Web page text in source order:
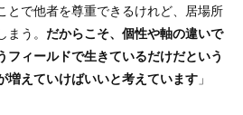
とで他者を尊重できるけれど、居場所
う。 だからこそ、個性や軸の違いで
フィールドで生きているだけだという
増えていけばいいと考えています 」